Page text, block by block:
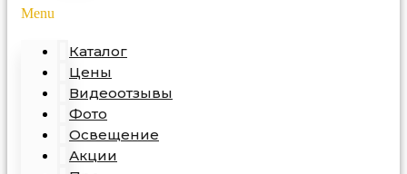
Menu
Каталог
Цены
Видеоотзывы
Фото
Освещение
Акции